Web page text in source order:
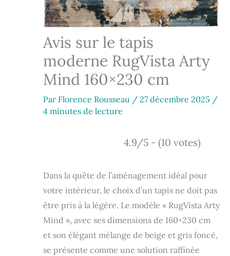
Avis sur le tapis
moderne RugVista Arty
Mind 160×230 cm
Par Florence Rousseau / 27 décembre 2025 /
4 minutes de lecture
4.9/5 - (10 votes)
Dans la quête de l’aménagement idéal pour
votre intérieur, le choix d’un tapis ne doit pas
être pris à la légère. Le modèle « RugVista Arty
Mind », avec ses dimensions de 160×230 cm
et son élégant mélange de beige et gris foncé,
se présente comme une solution raffinée